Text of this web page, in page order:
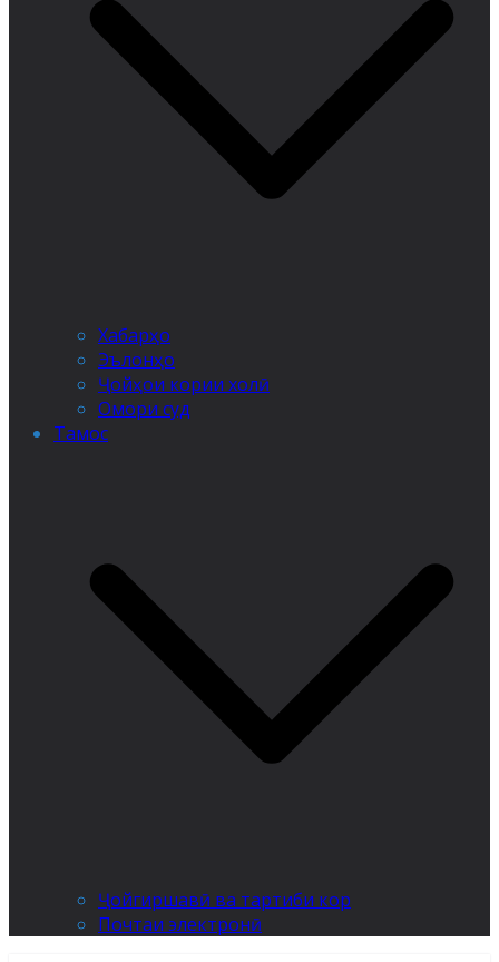
Хабарҳо
Эълонҳо
Ҷойҳои кории холӣ
Омори суд
Тамос
Ҷойгиршавӣ ва тартиби кор
Почтаи электронӣ